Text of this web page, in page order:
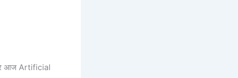
आज Artificial